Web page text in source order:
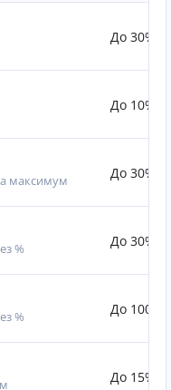
До 30%
До 10%
максимум До 30%
% До 30%
% До 100%
До 15%